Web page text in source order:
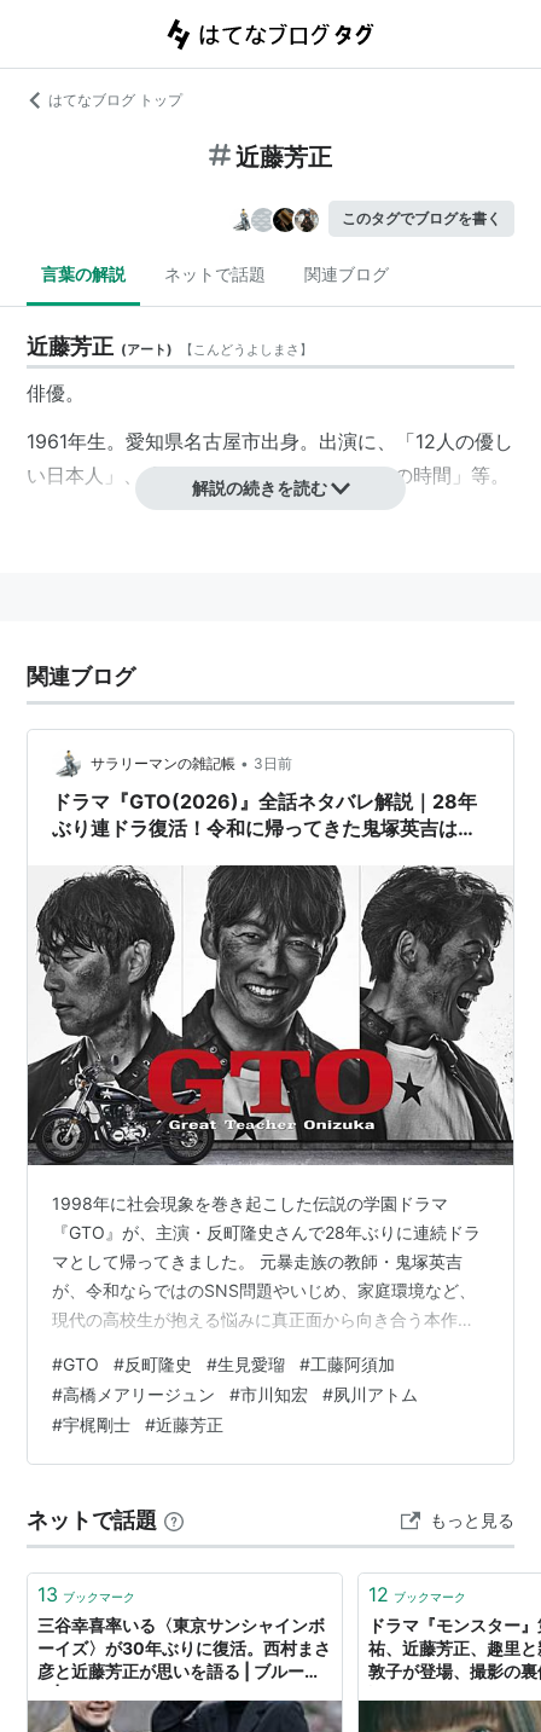
はてなブログ トップ
近藤芳正
このタグでブログを書く
言葉の解説 ネットで話題 関連ブログ
近藤芳正 (アート) 【こんどうよしまさ 】
俳優。
1961年生。愛知県名古屋市出身。出演に、「12人の優し
い日本人」、「
マルタイの女 」、「ラヂオの時間」等。
告発〜国選弁護人
解説の続きを読む
関連ブログ
サラリーマンの雑記帳 • 3日前
ドラマ『GTO(2026)』全話ネタバレ解説｜28年
ぶり連ドラ復活！令和に帰ってきた鬼塚英吉は今
1998年に社会現象を巻き起こした伝説の学園ドラマ
『GTO』が、主演・反町隆史さんで28年ぶりに連続ドラ
マとして帰ってきました。 元暴走族の教師・鬼塚英吉
が、令和ならではのSNS問題やいじめ、家庭環境など、
現代の高校生が抱える悩みに真正面から向き合う本作。
ぞ鬼塚！」と思わせてくれる熱い展開が続きます。 さら
に、1998年版を手掛けたスタッフやおなじみのキャスト
も再集結し、懐かしさと新しさが見事に融合した作品と
なっています。 この記事では、ドラマ『GTO』の出演者
した。 ※本ページはネタバレを含…
#GTO #反町隆史 #生見愛瑠 #工藤阿須加
#高橋メアリージュン #市川知宏 #夙川アトム
#宇梶剛士 #近藤芳正
ネットで話題 もっと見る
13 ブックマーク
三谷幸喜率いる〈東京サンシャインボ
ーイズ〉が30年ぶりに復活。西村まさ
彦と近藤芳正が思いを語る | ブルータ
12 ブックマーク
ドラマ『モンスター
祐、近藤芳正、趣里
敦子が登場、撮影の